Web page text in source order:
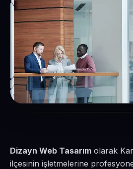
Dizayn Web Tasarım olarak
ilçesinin işletmelerine